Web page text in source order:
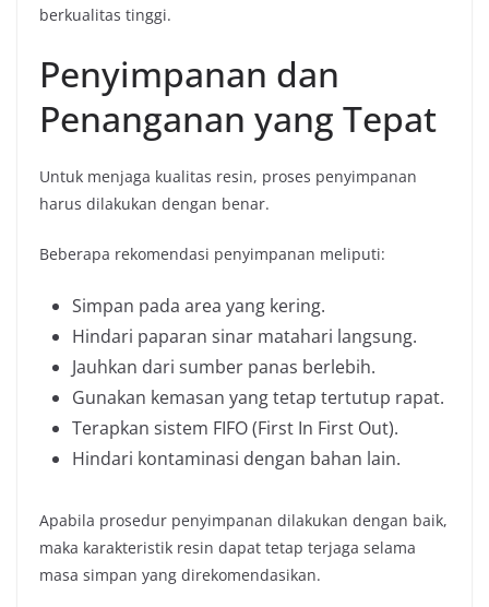
berkualitas tinggi.
Penyimpanan dan
Penanganan yang Tepat
Untuk menjaga kualitas resin, proses penyimpanan
harus dilakukan dengan benar.
Beberapa rekomendasi penyimpanan meliputi:
Simpan pada area yang kering.
Hindari paparan sinar matahari langsung.
Jauhkan dari sumber panas berlebih.
Gunakan kemasan yang tetap tertutup rapat.
Terapkan sistem FIFO (First In First Out).
Hindari kontaminasi dengan bahan lain.
Apabila prosedur penyimpanan dilakukan dengan baik,
maka karakteristik resin dapat tetap terjaga selama
masa simpan yang direkomendasikan.